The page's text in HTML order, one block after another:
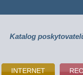
Katalog
INTERNET